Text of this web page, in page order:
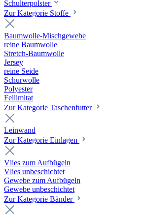
Schulterpolster
Zur Kategorie Stoffe
Baumwolle-Mischgewebe
reine Baumwolle
Stretch-Baumwolle
Jersey
reine Seide
Schurwolle
Polyester
Fellimitat
Zur Kategorie Taschenfutter
Leinwand
Zur Kategorie Einlagen
Vlies zum Aufbügeln
Vlies unbeschichtet
Gewebe zum Aufbügeln
Gewebe unbeschichtet
Zur Kategorie Bänder